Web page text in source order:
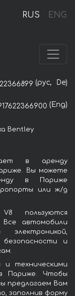
RUS ENG
(рус, De)
(Eng)
Bentley
в аренду
Вы можете
в Париже
или ж/д
пользуются
автомобили
и
техническими
Париже. Чтобы
предлагаем Вам
заполнив форму